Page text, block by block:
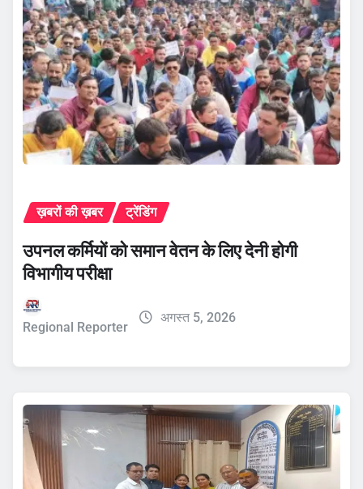
ख़बरों की ख़बर ट्रेंडिंग
उपनल कर्मियों को समान वेतन के लिए देनी होगी
विभागीय परीक्षा
Regional Reporter
अगस्त 5, 2026